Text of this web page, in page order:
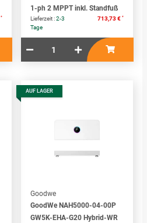
*
1-ph 2 MPPT inkl. Standfuß
Lieferzeit :2-3
Tage
713,73 € *
AUF LAGER
Goodwe
GoodWe NAH5000-04-00P
GW5K-EHA-G20 Hybrid-WR